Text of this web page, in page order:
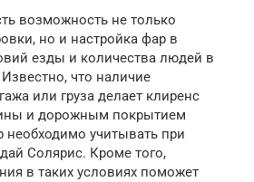
возможность не только
но и настройка фар в
езды и количества людей в
что наличие
или груза делает клиренс
и дорожным покрытием
необходимо учитывать при
Солярис. Кроме того,
в таких условиях поможет